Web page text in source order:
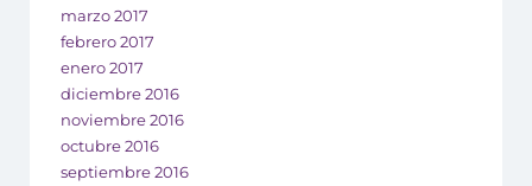
marzo 2017
febrero 2017
enero 2017
diciembre 2016
noviembre 2016
octubre 2016
septiembre 2016